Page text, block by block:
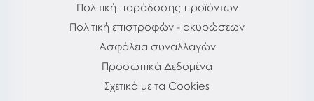
Πολιτική παράδοσης προϊόντων
Πολιτική επιστροφών - ακυρώσεων
Ασφάλεια συναλλαγών
Προσωπικά Δεδομένα
Σχετικά με τα Cookies